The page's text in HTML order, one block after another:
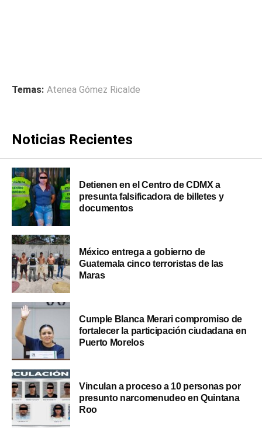
Temas: Atenea Gómez Ricalde
Noticias Recientes
Detienen en el Centro de CDMX a
presunta falsificadora de billetes y
documentos
México entrega a gobierno de
Guatemala cinco terroristas de las
Maras
Cumple Blanca Merari compromiso de
fortalecer la participación ciudadana en
Puerto Morelos
Vinculan a proceso a 10 personas por
presunto narcomenudeo en Quintana
Roo